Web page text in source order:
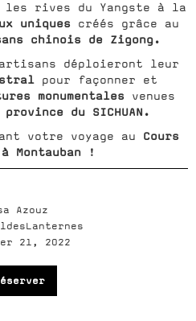
les rives du Yangste à la
uniquescréés grâce au
chinois de Zigong.
déploieront leur
pour façonner et
monumentales
venues
province du SICHUAN.
votre voyage au Cours
Montauban
!
Azouz
21, 2022